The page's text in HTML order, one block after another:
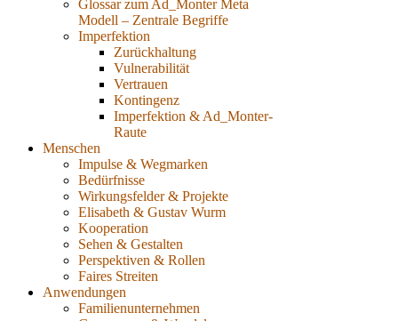
Glossar zum Ad_Monter Meta
Modell – Zentrale Begriffe
Imperfektion
Zurückhaltung
Vulnerabilität
Vertrauen
Kontingenz
Imperfektion & Ad_Monter-
Raute
Menschen
Impulse & Wegmarken
Bedürfnisse
Wirkungsfelder & Projekte
Elisabeth & Gustav Wurm
Kooperation
Sehen & Gestalten
Perspektiven & Rollen
Faires Streiten
Anwendungen
Familienunternehmen